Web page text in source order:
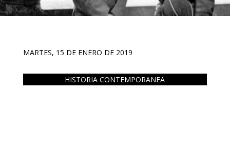
MARTES, 15 DE ENERO DE 2019
HISTORIA CONTEMPORANEA